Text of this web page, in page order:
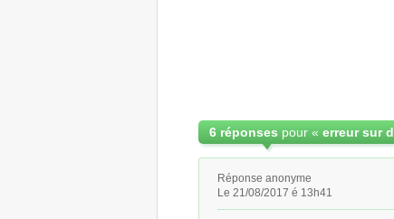
6 réponses pour « erreur sur
Réponse anonyme
Le 21/08/2017 é 13h41